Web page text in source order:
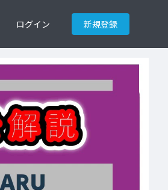
ログイン 新規登録